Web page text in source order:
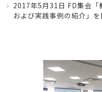
2017年5月31日 FD集会「
および実践事例の紹介」